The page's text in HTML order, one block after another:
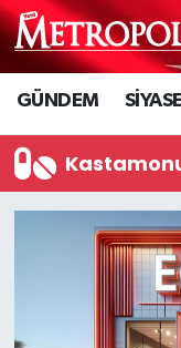
GÜNDEM
Hava
Trafik
Süper Lig
Tüm
Son